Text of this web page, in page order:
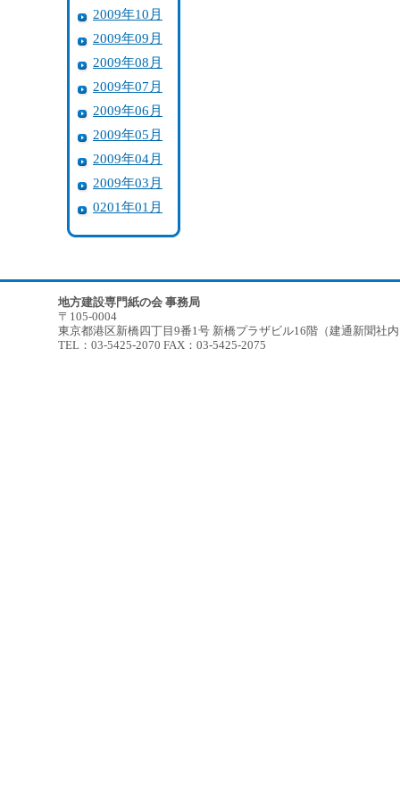
2009年10月
2009年09月
2009年08月
2009年07月
2009年06月
2009年05月
2009年04月
2009年03月
0201年01月
地方建設専門紙の会 事務局
〒105-0004
東京都港区新橋四丁目9番1号 新橋プラザビル16階（建通新聞社
TEL：03-5425-2070 FAX：03-5425-2075